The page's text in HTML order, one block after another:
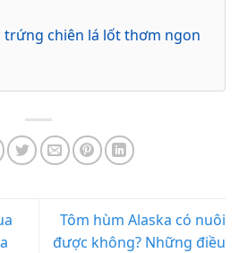
trứng chiên lá lốt thơm ngon
Tôm hùm Alaska có nuôi
được không? Những điều